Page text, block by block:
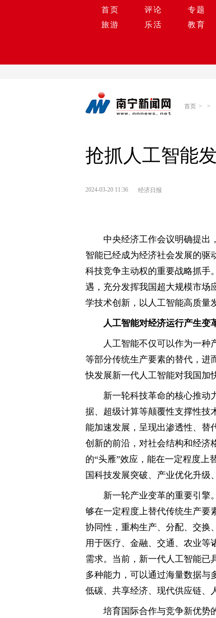
首页 评论 专题
旅游
乐活 教育
首页 > >
抢抓人工智能
2024-03-20 11:36 经济日报
中央经济工作会议明确提出
智能已经成为经济社会发展的驱
科技竞争主动权的重要战略抓手
遇，充分发挥我国超大规模市场
学技术创新，以人工智能高质量
人工智能对经济运行产生变
人工智能不仅可以作为一种
等部分传统生产要素的替代，进
快发展新一代人工智能对我国加
新一轮科技革命的核心推动
据、超级计算等颠覆性支撑性技
能加速发展，呈现出渗透性、替
创新的前沿，对社会结构和经济
的“头雁”效应，能在一定程度上
国科技发展突破、产业优化升级
新一轮产业变革的重要引擎
够在一定程度上替代传统生产要
协同性，重构生产、分配、交换
用于医疗、金融、交通、农业等
需求。当前，新一代人工智能已
多种能力，可以通过海量数据与
低碳、共享经济、现代供应链、
培育国际合作与竞争新优势